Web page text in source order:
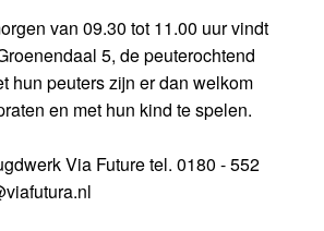
van 09.30 tot 11.00 uur vindt
5, de peuterochtend
hun peuters zijn er dan welkom
en met hun kind te spelen.
Via Future tel. 0180 - 552